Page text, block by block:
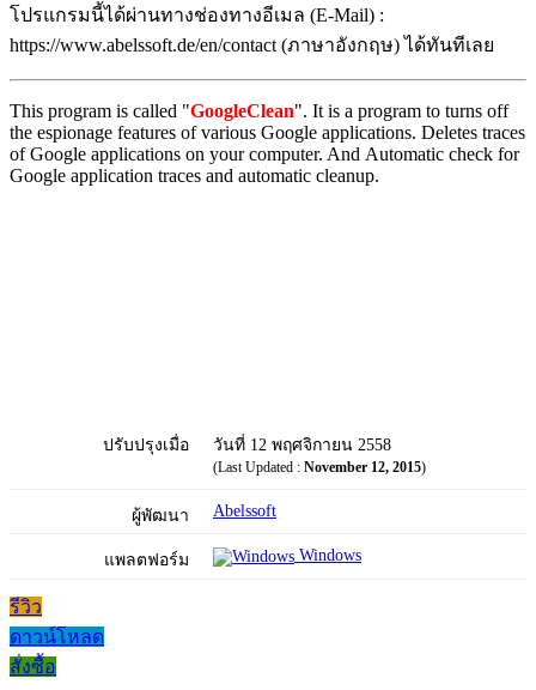
โปรแกรมนี้ได้ผ่านทางช่องทางอีเมล (E-Mail) :
https://www.abelssoft.de/en/contact (ภาษาอังกฤษ) ได้ทันทีเลย
This program is called "GoogleClean". It is a program to turns off
the espionage features of various Google applications. Deletes traces
of Google applications on your computer. And Automatic check for
Google application traces and automatic cleanup.
ปรับปรุงเมื่อ วันที่ 12 พฤศจิกายน 2558
(Last Updated : November 12, 2015)
ผู้พัฒนา Abelssoft
แพลตฟอร์ม Windows
รีวิว
ดาวน์โหลด
สั่งซื้อ